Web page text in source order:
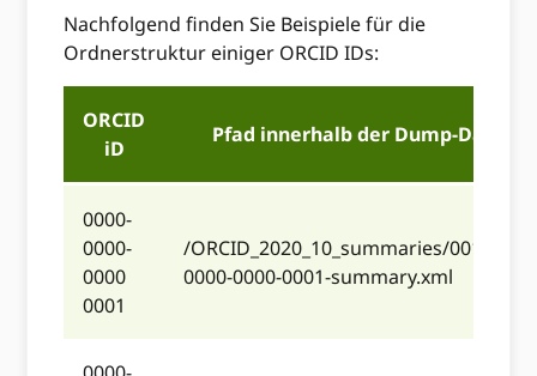
Nachfolgend finden Sie Beispiele für die
Ordnerstruktur einiger ORCID IDs:
ORCID
iD
Pfad innerhalb der Dump-Datei
0000-
0000-
0000
0001
/ORCID_2020_10_summaries/001/
0000-0000-0001-summary.xml